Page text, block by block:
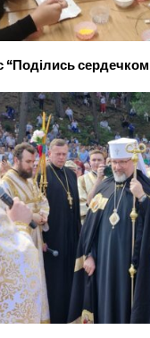
“Поділись